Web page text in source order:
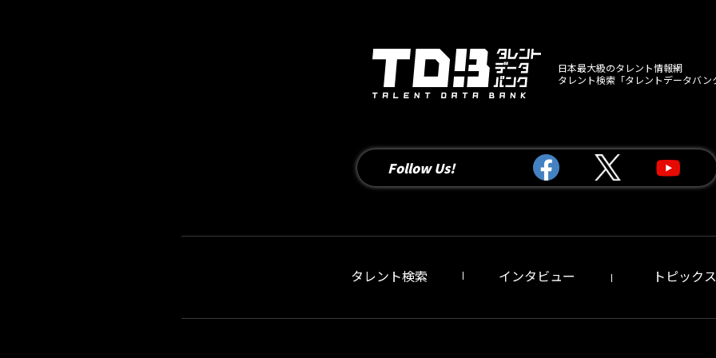
日本最大級のタレント情報網
タレント検索「タレントデータバン
Follow Us!
タレント検索 インタビュー トピック